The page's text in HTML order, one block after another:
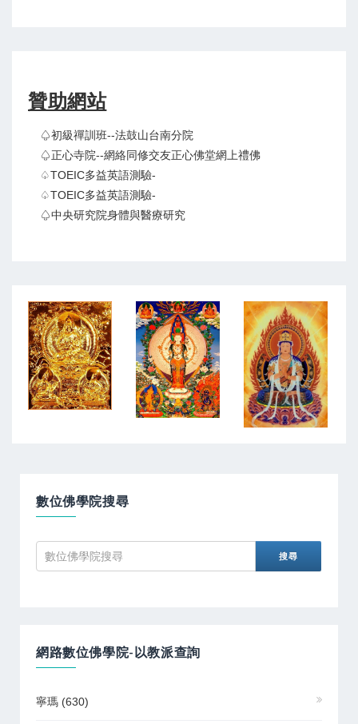
贊助網站
♤初級禪訓班--法鼓山台南分院
♤正心寺院--網絡同修交友正心佛堂網上禮佛
♤TOEIC多益英語測驗-
♤TOEIC多益英語測驗-
♤中央研究院身體與醫療研究
數位佛學院搜尋
網路數位佛學院-以教派查詢
寧瑪 (630)